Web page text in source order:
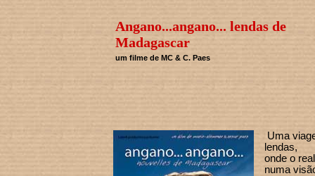
Angano...angano... lendas de
Madagascar
um filme de MC & C. Paes
Uma
lendas,
onde o
numa